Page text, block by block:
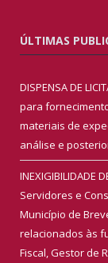
ÚLTIMAS
DISPENSA DE
para
materiais de
análise e
INEXIGIBILIDADE
Servidores e
Município de
relacionados às
Fiscal, Gestor de